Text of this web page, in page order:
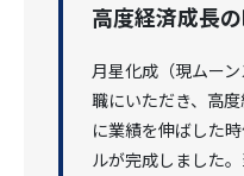
高度経済成長
月星化成（現ムー
職にいただき、高
に業績を伸ばした
ルが完成しました